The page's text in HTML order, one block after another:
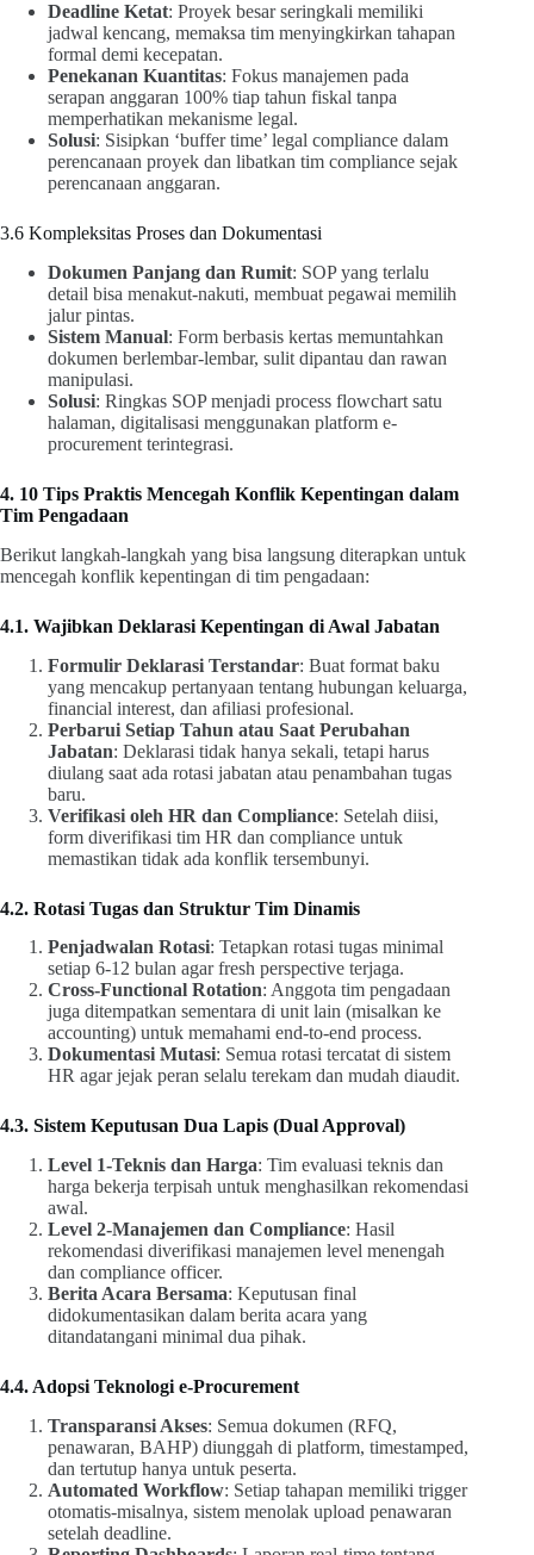
Deadline Ketat: Proyek besar seringkali memiliki
jadwal kencang, memaksa tim menyingkirkan tahapan
formal demi kecepatan.
Penekanan Kuantitas: Fokus manajemen pada
serapan anggaran 100% tiap tahun fiskal tanpa
memperhatikan mekanisme legal.
Solusi: Sisipkan ‘buffer time’ legal compliance dalam
perencanaan proyek dan libatkan tim compliance sejak
perencanaan anggaran.
3.6 Kompleksitas Proses dan Dokumentasi
Dokumen Panjang dan Rumit: SOP yang terlalu
detail bisa menakut-nakuti, membuat pegawai memilih
jalur pintas.
Sistem Manual: Form berbasis kertas memuntahkan
dokumen berlembar-lembar, sulit dipantau dan rawan
manipulasi.
Solusi: Ringkas SOP menjadi process flowchart satu
halaman, digitalisasi menggunakan platform e-
procurement terintegrasi.
4. 10 Tips Praktis Mencegah Konflik Kepentingan dalam
Tim Pengadaan
Berikut langkah-langkah yang bisa langsung diterapkan untuk
mencegah konflik kepentingan di tim pengadaan:
4.1. Wajibkan Deklarasi Kepentingan di Awal Jabatan
Formulir Deklarasi Terstandar: Buat format baku
yang mencakup pertanyaan tentang hubungan keluarga,
financial interest, dan afiliasi profesional.
Perbarui Setiap Tahun atau Saat Perubahan
Jabatan: Deklarasi tidak hanya sekali, tetapi harus
diulang saat ada rotasi jabatan atau penambahan tugas
baru.
Verifikasi oleh HR dan Compliance: Setelah diisi,
form diverifikasi tim HR dan compliance untuk
memastikan tidak ada konflik tersembunyi.
4.2. Rotasi Tugas dan Struktur Tim Dinamis
Penjadwalan Rotasi: Tetapkan rotasi tugas minimal
setiap 6-12 bulan agar fresh perspective terjaga.
Cross-Functional Rotation: Anggota tim pengadaan
juga ditempatkan sementara di unit lain (misalkan ke
accounting) untuk memahami end-to-end process.
Dokumentasi Mutasi: Semua rotasi tercatat di sistem
HR agar jejak peran selalu terekam dan mudah diaudit.
4.3. Sistem Keputusan Dua Lapis (Dual Approval)
Level 1-Teknis dan Harga: Tim evaluasi teknis dan
harga bekerja terpisah untuk menghasilkan rekomendasi
awal.
Level 2-Manajemen dan Compliance: Hasil
rekomendasi diverifikasi manajemen level menengah
dan compliance officer.
Berita Acara Bersama: Keputusan final
didokumentasikan dalam berita acara yang
ditandatangani minimal dua pihak.
4.4. Adopsi Teknologi e-Procurement
Transparansi Akses: Semua dokumen (RFQ,
penawaran, BAHP) diunggah di platform, timestamped,
dan tertutup hanya untuk peserta.
Automated Workflow: Setiap tahapan memiliki trigger
otomatis-misalnya, sistem menolak upload penawaran
setelah deadline.